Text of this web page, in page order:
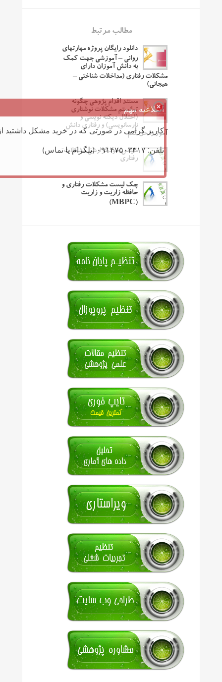
مطالب مرتبط
دانلود رایگان پروژه مهارتهای
روانی – آموزشی جهت کمک
به دانش آموزان دارای
مشکلات رفتاری (مداخلات شناختی –
هیجانی)
مستند اقدام پژوهی چگونه
توانستم مشکلات نوشتاری
(اختلال دیکته نویسی و
نارسانویسی) و رفتاری دانش
آموز را حل کنم
مقیاس خودگزارشی مشکلات
رفتاری
چک لیست مشکلات رفتاری و
حافظه زاریت و زاریت
(MBPC)
اطلاعیه مهم
کاربر گرامی در صورتی که در خرید مشکل داشتید
تلفن: ۰۹۱۴۷۵۰۳۳۱۷ (تلگرام یا تماس)